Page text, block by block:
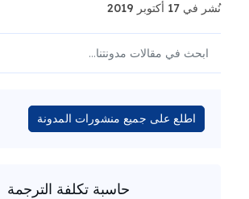
نُشر في 17 أكتوبر 2019
اطلع على جميع منشورات المدونة
حاسبة تكلفة الترجمة